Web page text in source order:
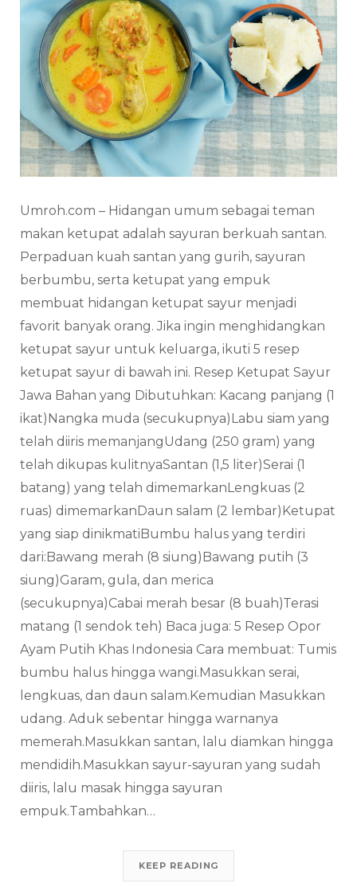
Umroh.com – Hidangan umum sebagai teman
makan ketupat adalah sayuran berkuah santan.
Perpaduan kuah santan yang gurih, sayuran
berbumbu, serta ketupat yang empuk
membuat hidangan ketupat sayur menjadi
favorit banyak orang. Jika ingin menghidangkan
ketupat sayur untuk keluarga, ikuti 5 resep
ketupat sayur di bawah ini. Resep Ketupat Sayur
Jawa Bahan yang Dibutuhkan: Kacang panjang (1
ikat)Nangka muda (secukupnya)Labu siam yang
telah diiris memanjangUdang (250 gram) yang
telah dikupas kulitnyaSantan (1,5 liter)Serai (1
batang) yang telah dimemarkanLengkuas (2
ruas) dimemarkanDaun salam (2 lembar)Ketupat
yang siap dinikmatiBumbu halus yang terdiri
dari:Bawang merah (8 siung)Bawang putih (3
siung)Garam, gula, dan merica
(secukupnya)Cabai merah besar (8 buah)Terasi
matang (1 sendok teh) Baca juga: 5 Resep Opor
Ayam Putih Khas Indonesia Cara membuat: Tumis
bumbu halus hingga wangi.Masukkan serai,
lengkuas, dan daun salam.Kemudian Masukkan
udang. Aduk sebentar hingga warnanya
memerah.Masukkan santan, lalu diamkan hingga
mendidih.Masukkan sayur-sayuran yang sudah
diiris, lalu masak hingga sayuran
empuk.Tambahkan…
KEEP READING